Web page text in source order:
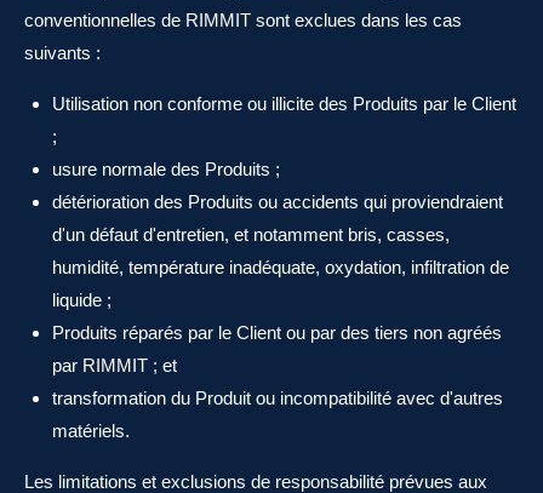
conventionnelles de RIMMIT sont exclues dans les cas
suivants :
Utilisation non conforme ou illicite des Produits par le Client
;
usure normale des Produits ;
détérioration des Produits ou accidents qui proviendraient
d'un défaut d'entretien, et notamment bris, casses,
humidité, température inadéquate, oxydation, infiltration de
liquide ;
Produits réparés par le Client ou par des tiers non agréés
par RIMMIT ; et
transformation du Produit ou incompatibilité avec d'autres
matériels.
Les limitations et exclusions de responsabilité prévues aux